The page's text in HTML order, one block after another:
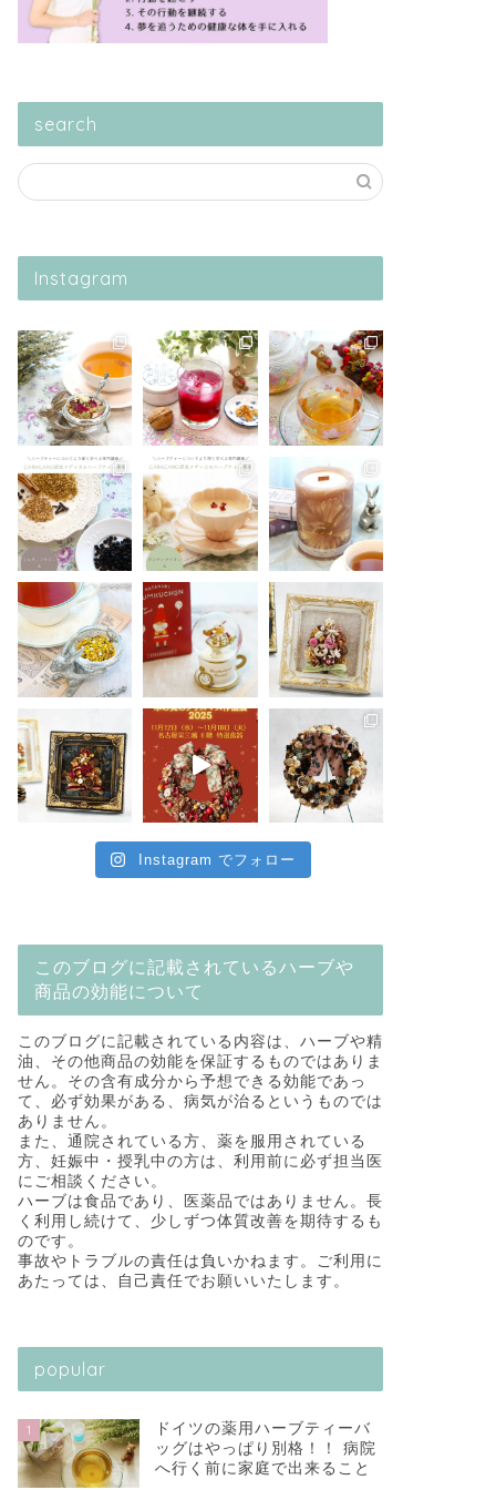
search
Instagram
Instagram でフォロー
このブログに記載されているハーブや
商品の効能について
このブログに記載されている内容は、ハーブや精
油、その他商品の効能を保証するものではありま
せん。その含有成分から予想できる効能であっ
て、必ず効果がある、病気が治るというものでは
ありません。
また、通院されている方、薬を服用されている
方、妊娠中・授乳中の方は、利用前に必ず担当医
にご相談ください。
ハーブは食品であり、医薬品ではありません。長
く利用し続けて、少しずつ体質改善を期待するも
のです。
事故やトラブルの責任は負いかねます。ご利用に
あたっては、自己責任でお願いいたします。
popular
1
ドイツの薬用ハーブティーバ
ッグはやっぱり別格！！ 病院
へ行く前に家庭で出来ること